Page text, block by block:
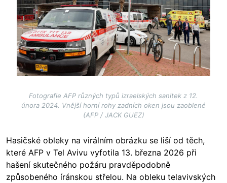
Fotografie AFP různých typů izraelských sanitek z 12.
února 2024. Vnější horní rohy zadních oken jsou zaoblené
(AFP / JACK GUEZ)
Hasičské obleky na virálním obrázku se liší od těch,
které AFP v Tel Avivu vyfotila 13. března 2026 při
hašení skutečného požáru pravděpodobně
způsobeného íránskou střelou. Na obleku telavivských